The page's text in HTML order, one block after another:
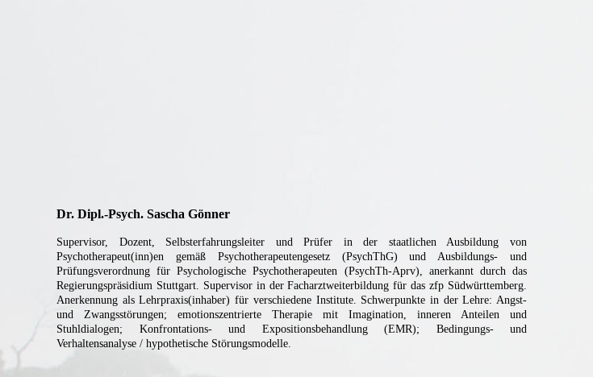
Dr. Dipl.-Psych. Sascha Gönner
Supervisor, Dozent, Selbsterfahrungsleiter und Prüfer in der staatlichen Ausbildung von
Psychotherapeut(inn)en gemäß Psychotherapeutengesetz (PsychThG) und Ausbildungs- und
Prüfungsverordnung für Psychologische Psychotherapeuten (PsychTh-Aprv), anerkannt durch das
Regierungspräsidium Stuttgart. Supervisor in der Facharztweiterbildung für das zfp Südwürttemberg.
Anerkennung als Lehrpraxis(inhaber) für verschiedene Institute. Schwerpunkte in der Lehre: Angst-
und Zwangsstörungen; emotionszentrierte Therapie mit Imagination, inneren Anteilen und
Stuhldialogen; Konfrontations- und Expositionsbehandlung (EMR); Bedingungs- und
Verhaltensanalyse / hypothetische Störungsmodelle.